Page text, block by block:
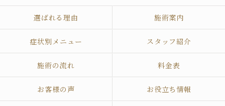
選ばれる理由 施術案内
症状別メニュー スタッフ紹介
施術の流れ 料金表
お客様の声 お役立ち情報